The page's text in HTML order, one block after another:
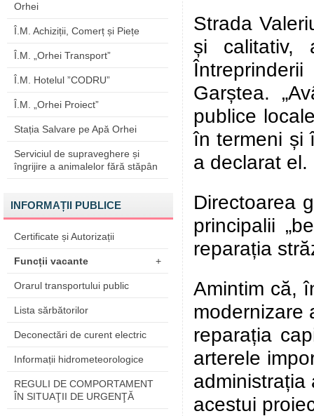
Orhei
Î.M. Achiziții, Comerț și Piețe
Î.M. „Orhei Transport”
Î.M. Hotelul ”CODRU”
Î.M. „Orhei Proiect”
Stația Salvare pe Apă Orhei
Serviciul de supraveghere și
îngrijire a animalelor fără stăpân
INFORMAȚII PUBLICE
Certificate și Autorizații
Funcții vacante +
Orarul transportului public
Lista sărbătorilor
Deconectări de curent electric
Informații hidrometeorologice
REGULI DE COMPORTAMENT
ÎN SITUAŢII DE URGENŢĂ
Strada
și calitativ,
Garștea.
publice
în termeni și
a declarat el.
Directoarea
principalii
reparația
Amintim că,
modernizare
reparația
arterele
administrația
acestui